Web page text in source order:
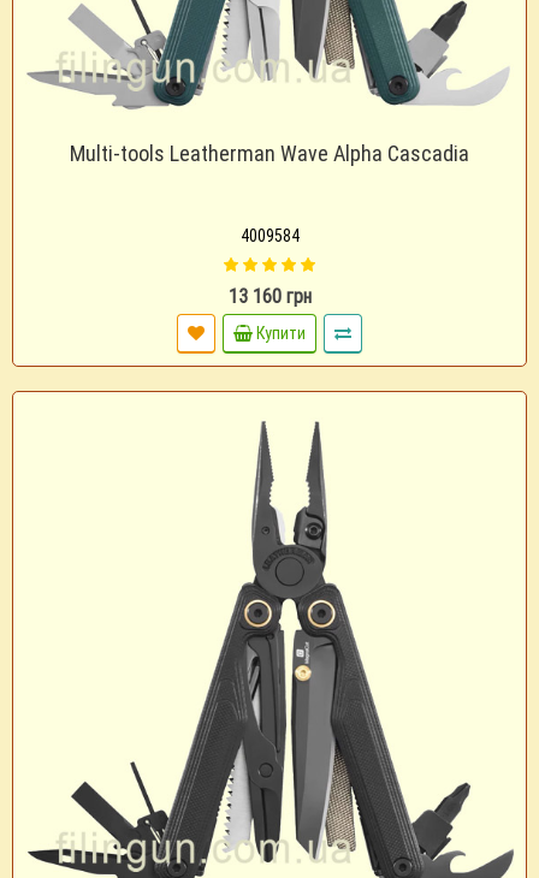
Multi-tools Leatherman Wave Alpha Cascadia
4009584
13 160 грн
Купити